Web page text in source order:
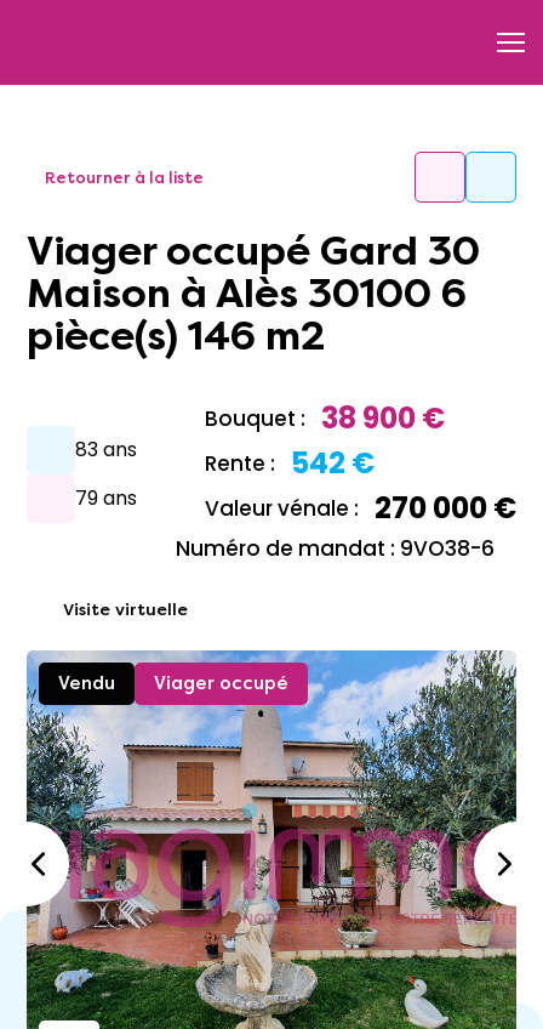
Retourner à la liste
Viager occupé Gard 30
Maison à Alès 30100 6
pièce(s) 146 m2
83 ans
79 ans
Bouquet : 38 900 €
Rente : 542 €
Valeur vénale : 270 000 €
Numéro de mandat : 9VO38-6
Visite virtuelle
Vendu Viager occupé